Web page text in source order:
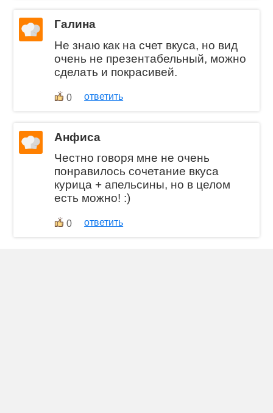
Галина
Не знаю как на счет вкуса, но вид
очень не презентабельный, можно
сделать и покрасивей.
0 ответить
Анфиса
Честно говоря мне не очень
понравилось сочетание вкуса
курица + апельсины, но в целом
есть можно! :)
0 ответить